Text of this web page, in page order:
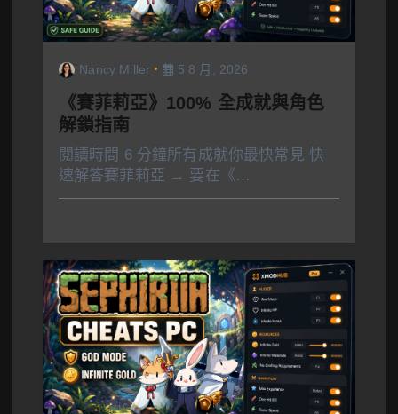
Nancy Miller 5 8 月, 2026
《賽菲莉亞》100% 全成就與角色
解鎖指南
閱讀時間 6 分鐘所有成就你最快常見 快
速解答賽菲莉亞 → 要在《…